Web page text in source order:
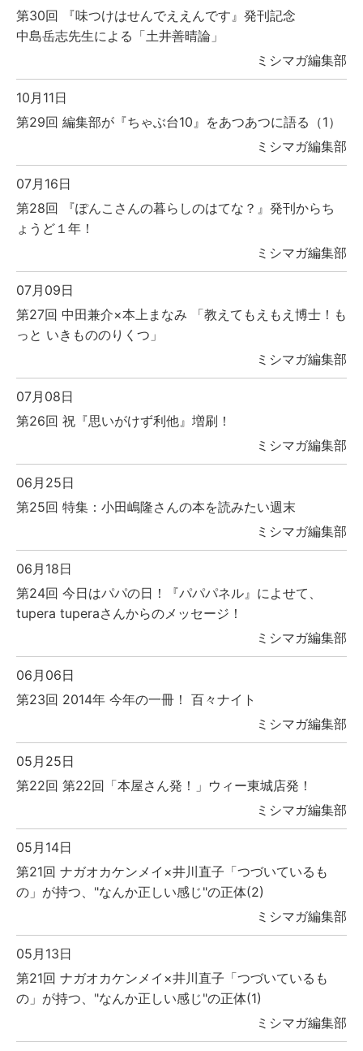
第30回 『味つけはせんでええんです』発刊記念
中島岳志先生による「土井善晴論」
ミシマガ編集部
10月11日
第29回 編集部が『ちゃぶ台10』をあつあつに語る（1）
ミシマガ編集部
07月16日
第28回 『ぽんこさんの暮らしのはてな？』発刊からち
ょうど１年！
ミシマガ編集部
07月09日
第27回 中田兼介×本上まなみ 「教えてもえもえ博士！も
っと いきもののりくつ」
ミシマガ編集部
07月08日
第26回 祝『思いがけず利他』増刷！
ミシマガ編集部
06月25日
第25回 特集：小田嶋隆さんの本を読みたい週末
ミシマガ編集部
06月18日
第24回 今日はパパの日！『パパパネル』によせて、
tupera tuperaさんからのメッセージ！
ミシマガ編集部
06月06日
第23回 2014年 今年の一冊！ 百々ナイト
ミシマガ編集部
05月25日
第22回 第22回「本屋さん発！」ウィー東城店発！
ミシマガ編集部
05月14日
第21回 ナガオカケンメイ×井川直子「つづいているも
の」が持つ、"なんか正しい感じ"の正体(2)
ミシマガ編集部
05月13日
第21回 ナガオカケンメイ×井川直子「つづいているも
の」が持つ、"なんか正しい感じ"の正体(1)
ミシマガ編集部